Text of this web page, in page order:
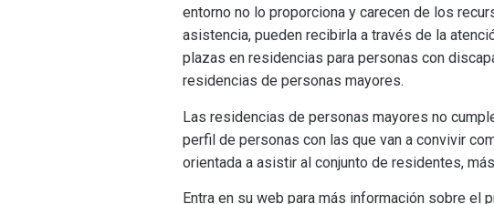
entorno no lo proporciona y carecen de los
asistencia, pueden recibirla a través de la
plazas en residencias para personas con
residencias de personas mayores.
Las residencias de personas mayores no
perfil de personas con las que van a convivir
orientada a asistir al conjunto de residentes,
Entra en su web para más información sobre el